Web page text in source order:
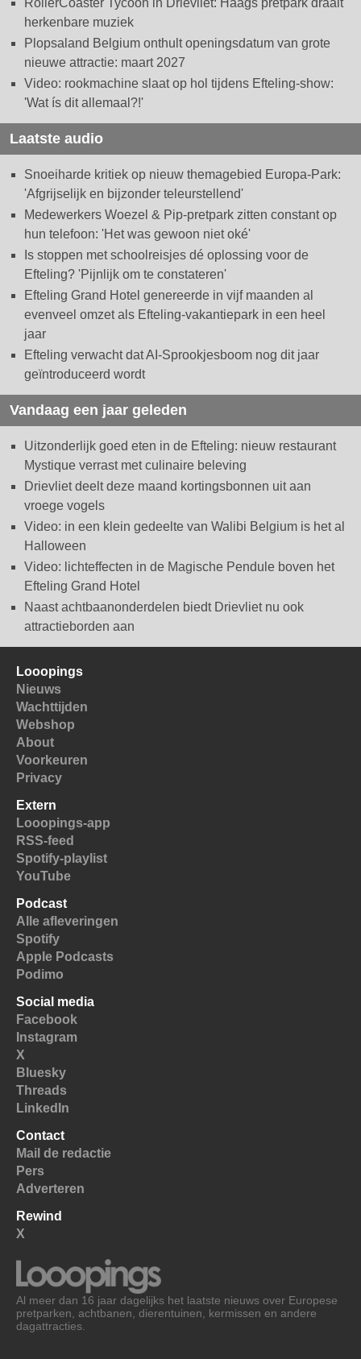
RollerCoaster Tycoon in Drievliet: Haags pretpark draait
herkenbare muziek
Plopsaland Belgium onthult openingsdatum van grote
nieuwe attractie: maart 2027
Video: rookmachine slaat op hol tijdens Efteling-show:
'Wat ís dit allemaal?!'
Laatste audio
Snoeiharde kritiek op nieuw themagebied Europa-Park:
'Afgrijselijk en bijzonder teleurstellend'
Medewerkers Woezel & Pip-pretpark zitten constant op
hun telefoon: 'Het was gewoon niet oké'
Is stoppen met schoolreisjes dé oplossing voor de
Efteling? 'Pijnlijk om te constateren'
Efteling Grand Hotel genereerde in vijf maanden al
evenveel omzet als Efteling-vakantiepark in een heel
jaar
Efteling verwacht dat AI-Sprookjesboom nog dit jaar
geïntroduceerd wordt
Vandaag een jaar geleden
Uitzonderlijk goed eten in de Efteling: nieuw restaurant
Mystique verrast met culinaire beleving
Drievliet deelt deze maand kortingsbonnen uit aan
vroege vogels
Video: in een klein gedeelte van Walibi Belgium is het al
Halloween
Video: lichteffecten in de Magische Pendule boven het
Efteling Grand Hotel
Naast achtbaanonderdelen biedt Drievliet nu ook
attractieborden aan
Looopings
Nieuws
Wachttijden
Webshop
About
Voorkeuren
Privacy
Extern
Looopings-app
RSS-feed
Spotify-playlist
YouTube
Podcast
Alle afleveringen
Spotify
Apple Podcasts
Podimo
Social media
Facebook
Instagram
X
Bluesky
Threads
LinkedIn
Contact
Mail de redactie
Pers
Adverteren
Rewind
X
Al meer dan 16 jaar dagelijks het laatste nieuws over Europese
pretparken, achtbanen, dierentuinen, kermissen en andere
dagattracties.